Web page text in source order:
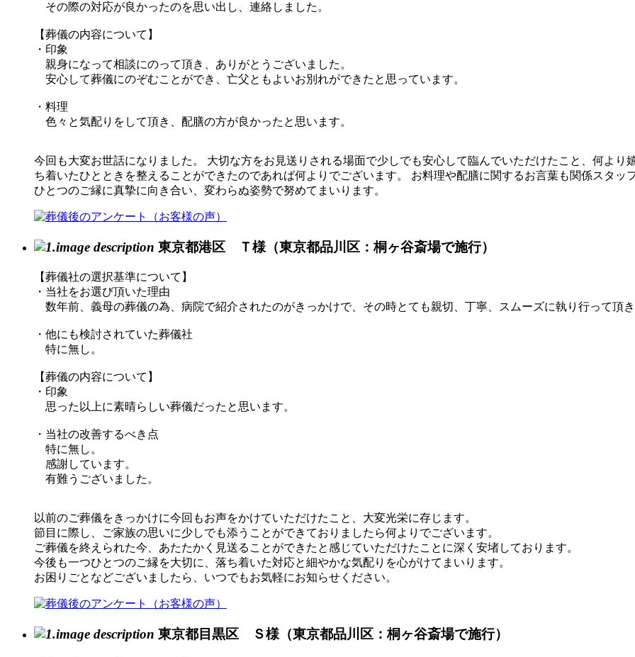
その際の対応が良かったのを思い出し、連絡しました。
【葬儀の内容について】
・印象
親身になって相談にのって頂き、ありがとうございました。
安心して葬儀にのぞむことができ、亡父ともよいお別れができたと思っています。
・料理
色々と気配りをして頂き、配膳の方が良かったと思います。
今回も大変お世話になりました。 大切な方をお見送りされる場面で少しでも安心して臨んでいただけたこと、何よ
ち着いたひとときを整えることができたのであれば何よりでございます。 お料理や配膳に関するお言葉も関係スタ
ひとつのご縁に真摯に向き合い、変わらぬ姿勢で努めてまいります。
東京都港区 Ｔ様（東京都品川区：桐ヶ谷斎場で施行）
【葬儀社の選択基準について】
・当社をお選び頂いた理由
数年前、義母の葬儀の為、病院で紹介されたのがきっかけで、その時とても親切、丁寧、スムーズに執り行って頂
・他にも検討されていた葬儀社
特に無し。
【葬儀の内容について】
・印象
思った以上に素晴らしい葬儀だったと思います。
・当社の改善するべき点
特に無し。
感謝しています。
有難うございました。
以前のご葬儀をきっかけに今回もお声をかけていただけたこと、大変光栄に存じます。
節目に際し、ご家族の思いに少しでも添うことができておりましたら何よりでございます。
ご葬儀を終えられた今、あたたかく見送ることができたと感じていただけたことに深く安堵しております。
今後も一つひとつのご縁を大切に、落ち着いた対応と細やかな気配りを心がけてまいります。
お困りごとなどございましたら、いつでもお気軽にお知らせください。
東京都目黒区 Ｓ様（東京都品川区：桐ヶ谷斎場で施行）